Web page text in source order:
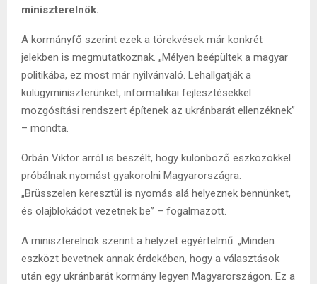
miniszterelnök.
A kormányfő szerint ezek a törekvések már konkrét
jelekben is megmutatkoznak. „Mélyen beépültek a magyar
politikába, ez most már nyilvánvaló. Lehallgatják a
külügyminiszterünket, informatikai fejlesztésekkel
mozgósítási rendszert építenek az ukránbarát ellenzéknek”
– mondta.
Orbán Viktor arról is beszélt, hogy különböző eszközökkel
próbálnak nyomást gyakorolni Magyarországra.
„Brüsszelen keresztül is nyomás alá helyeznek bennünket,
és olajblokádot vezetnek be” – fogalmazott.
A miniszterelnök szerint a helyzet egyértelmű: „Minden
eszközt bevetnek annak érdekében, hogy a választások
után egy ukránbarát kormány legyen Magyarországon. Ez a